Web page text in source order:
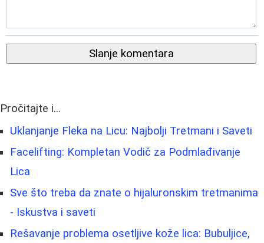
Slanje komentara
Pročitajte i...
Uklanjanje Fleka na Licu: Najbolji Tretmani i Saveti
Facelifting: Kompletan Vodič za Podmlađivanje
Lica
Sve što treba da znate o hijaluronskim tretmanima
- Iskustva i saveti
Rešavanje problema osetljive kože lica: Bubuljice,